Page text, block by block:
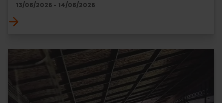
13/08/2026 - 14/08/2026